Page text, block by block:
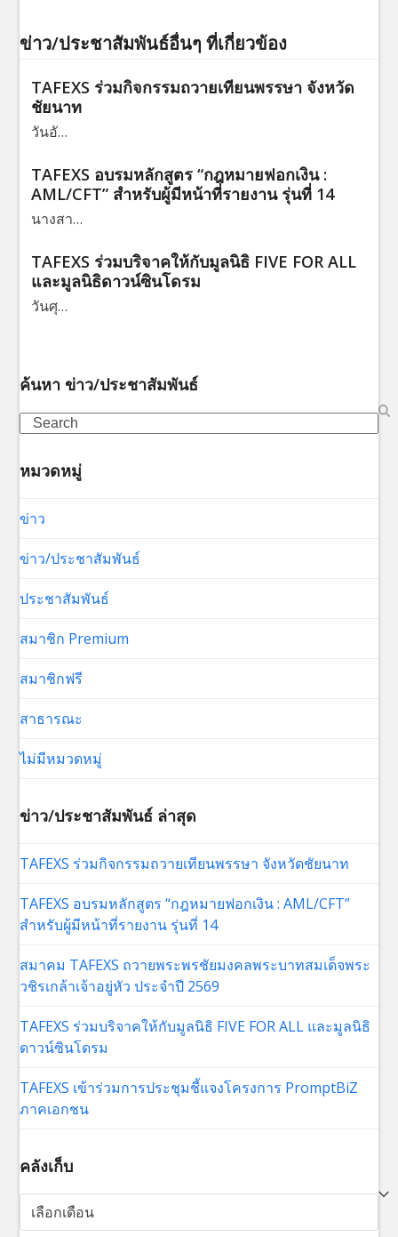
ข่าว/ประชาสัมพันธ์อื่นๆ ที่เกี่ยวข้อง
TAFEXS ร่วมกิจกรรมถวายเทียนพรรษา จังหวัด
ชัยนาท
วันอั…
TAFEXS อบรมหลักสูตร “กฎหมายฟอกเงิน :
AML/CFT” สำหรับผู้มีหน้าที่รายงาน รุ่นที่ 14
นางสา…
TAFEXS ร่วมบริจาคให้กับมูลนิธิ FIVE FOR ALL
และมูลนิธิดาวน์ซินโดรม
วันศุ…
ค้นหา ข่าว/ประชาสัมพันธ์
Search
หมวดหมู่
ข่าว
ข่าว/ประชาสัมพันธ์
ประชาสัมพันธ์
สมาชิก Premium
สมาชิกฟรี
สาธารณะ
ไม่มีหมวดหมู่
ข่าว/ประชาสัมพันธ์ ล่าสุด
TAFEXS ร่วมกิจกรรมถวายเทียนพรรษา จังหวัดชัยนาท
TAFEXS อบรมหลักสูตร “กฎหมายฟอกเงิน : AML/CFT”
สำหรับผู้มีหน้าที่รายงาน รุ่นที่ 14
สมาคม TAFEXS ถวายพระพรชัยมงคลพระบาทสมเด็จพระ
วชิรเกล้าเจ้าอยู่หัว ประจำปี 2569
TAFEXS ร่วมบริจาคให้กับมูลนิธิ FIVE FOR ALL และมูลนิธิ
ดาวน์ซินโดรม
TAFEXS เข้าร่วมการประชุมชี้แจงโครงการ PromptBiZ
ภาคเอกชน
คลังเก็บ
คลัง
เก็บ